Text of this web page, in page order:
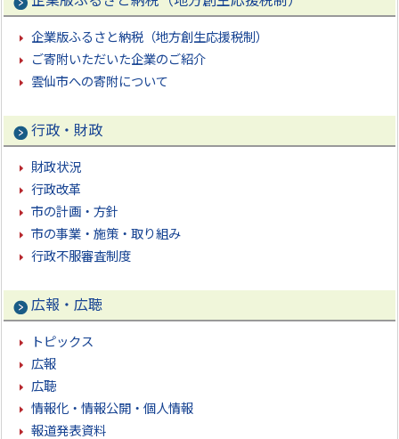
企業版ふるさと納税（地方創生応援税制）
ご寄附いただいた企業のご紹介
雲仙市への寄附について
行政・財政
財政状況
行政改革
市の計画・方針
市の事業・施策・取り組み
行政不服審査制度
広報・広聴
トピックス
広報
広聴
情報化・情報公開・個人情報
報道発表資料